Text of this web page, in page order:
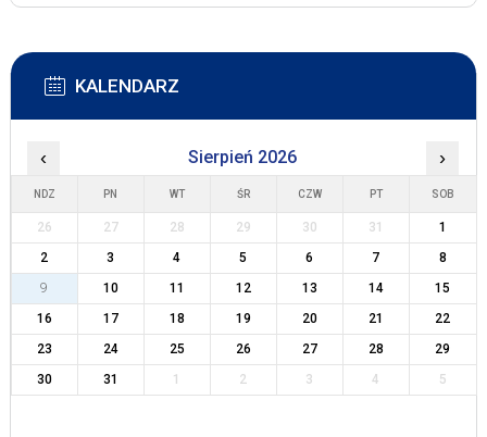
KALENDARZ
‹ Sierpień 2026 ›
NDZ PN WT ŚR CZW PT SOB
26 27 28 29 30 31
1
2
3 4 5 6 7
8
9
10 11 12 13 14
15
16
17 18 19 20 21
22
23
24 25 26 27 28
29
30
31 1 2 3 4 5